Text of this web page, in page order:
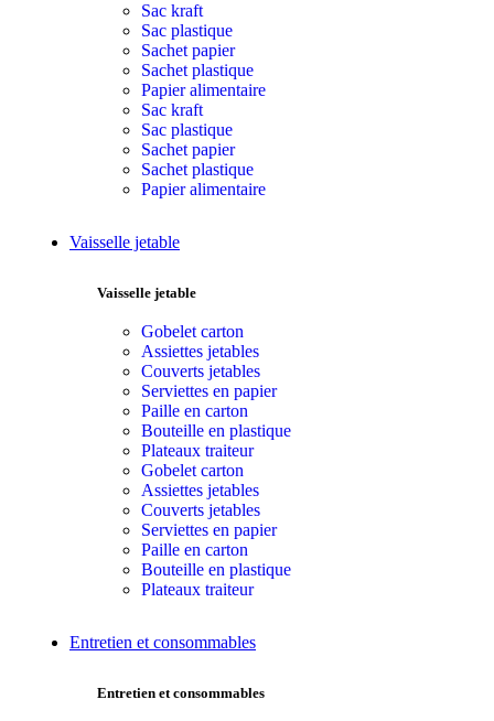
Sac kraft
Sac plastique
Sachet papier
Sachet plastique
Papier alimentaire
Sac kraft
Sac plastique
Sachet papier
Sachet plastique
Papier alimentaire
Vaisselle jetable
Vaisselle jetable
Gobelet carton
Assiettes jetables
Couverts jetables
Serviettes en papier
Paille en carton
Bouteille en plastique
Plateaux traiteur
Gobelet carton
Assiettes jetables
Couverts jetables
Serviettes en papier
Paille en carton
Bouteille en plastique
Plateaux traiteur
Entretien et consommables
Entretien et consommables